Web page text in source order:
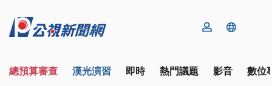
總預算審查 漢光演習 即時 熱門議題 影音 數位